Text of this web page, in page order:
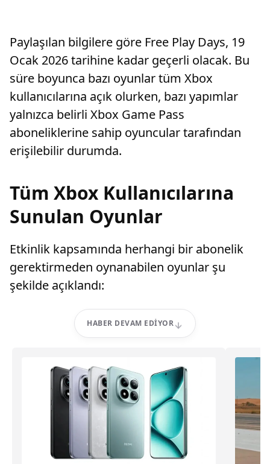
Paylaşılan bilgilere göre Free Play Days, 19
Ocak 2026 tarihine kadar geçerli olacak. Bu
süre boyunca bazı oyunlar tüm Xbox
kullanıcılarına açık olurken, bazı yapımlar
yalnızca belirli Xbox Game Pass
aboneliklerine sahip oyuncular tarafından
erişilebilir durumda.
Tüm Xbox Kullanıcılarına
Sunulan Oyunlar
Etkinlik kapsamında herhangi bir abonelik
gerektirmeden oynanabilen oyunlar şu
şekilde açıklandı:
HABER DEVAM EDIYOR